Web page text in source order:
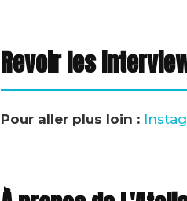
Revoir les
Pour aller plus loin :